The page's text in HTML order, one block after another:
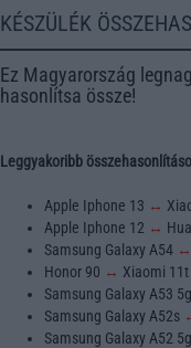
KÉSZÜLÉK
Ez Magyarország
hasonlítsa össze!
Leggyakoribb
Apple Iphone 13 ↔
Apple Iphone 12 ↔
Samsung Galaxy A54 ↔
Honor 90 ↔ Xiaomi 11t
Samsung Galaxy A53 5g
Samsung Galaxy A52s
Samsung Galaxy A52 5g